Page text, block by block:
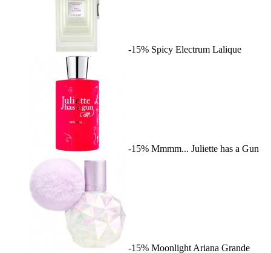
-15% Spicy Electrum Lalique
-15% Mmmm... Juliette has a Gun
-15% Moonlight Ariana Grande